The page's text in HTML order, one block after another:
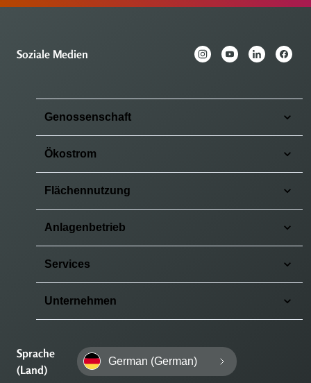
Soziale Medien
Genossenschaft
Ökostrom
Flächennutzung
Anlagenbetrieb
Services
Unternehmen
Sprache
(Land)
German (German)